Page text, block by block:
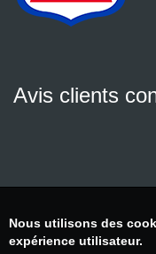
Avis clients
Nous utilisons des
expérience utilisateur.